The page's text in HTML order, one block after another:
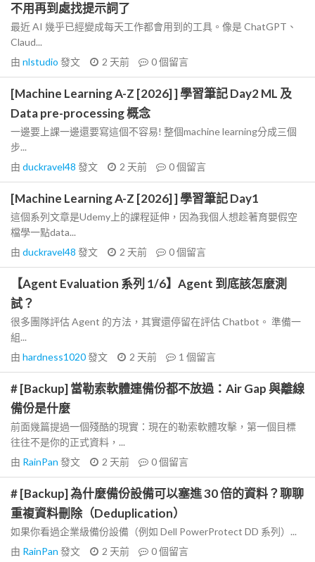
不用再到處找提示詞了
最近 AI 幾乎已經變成每天工作都會用到的工具。像是 ChatGPT、
Claud...
由 nlstudio 發文 2 天前 0個留言
[Machine Learning A-Z [2026] ] 學習筆記 Day2 ML 及
Data pre-processing 概念
一邊要上課一邊還要寫這個不容易! 整個machine learning分成三個
步...
由 duckravel48 發文 2 天前 0個留言
[Machine Learning A-Z [2026] ] 學習筆記 Day1
這個系列文章是Udemy上的課程延伸，因為我個人想趁著育嬰假空
檔學一點data...
由 duckravel48 發文 2 天前 0個留言
【Agent Evaluation 系列 1/6】Agent 到底該怎麼測
試？
很多團隊評估 Agent 的方法，其實還停留在評估 Chatbot。 準備一
組...
由 hardness1020發文 2 天前 1 個留言
# [Backup] 當勒索軟體連備份都不放過：Air Gap 與離線
備份是什麼
前面幾篇提過一個殘酷的現實：現在的勒索軟體攻擊，第一個目標
往往不是你的正式資料，...
由 RainPan 發文 2 天前 0個留言
# [Backup] 為什麼備份設備可以塞進 30 倍的資料？聊聊
重複資料刪除（Deduplication）
如果你看過企業級備份設備（例如 Dell PowerProtect DD 系列）...
由 RainPan 發文 2 天前 0個留言